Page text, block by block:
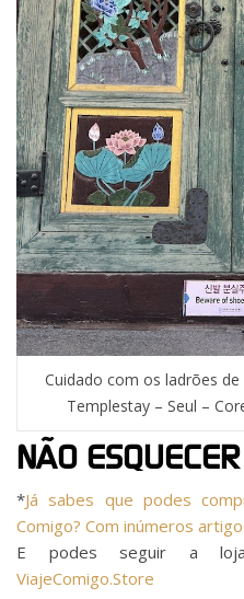
Cuidado com os ladrões
Templestay – Seul –
NÃO ESQUECER
*Já sabes que podes
Comigo? Com inúmeros
E podes seguir a
ViajeComigo.Store